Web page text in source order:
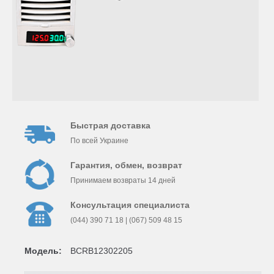
Быстрая доставка
По всей Украине
Гарантия, обмен, возврат
Принимаем возвраты 14 дней
Консультация специалиста
(044) 390 71 18 | (067) 509 48 15
Модель: BCRB12302205